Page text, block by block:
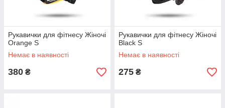
Рукавички для фітнесу Жіночі
Orange S
Немає в наявності
380 ₴
Рукавички для фітнесу Жіночі
Black S
Немає в наявності
275 ₴